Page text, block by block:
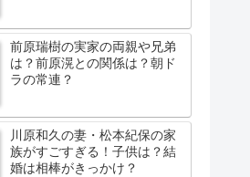
前原瑞樹の実家の両親や兄弟
は？前原滉との関係は？朝ド
ラの常連？
川原和久の妻・松本紀保の家
族がすごすぎる！子供は？結
婚は相棒がきっかけ？